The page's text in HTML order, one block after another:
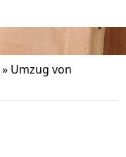
» Umzug von